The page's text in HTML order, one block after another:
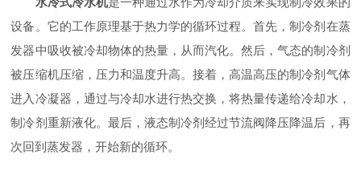
设备。它的工作原理基于热力学的循环过程。首先，制冷剂在蒸
发器中吸收被冷却物体的热量，从而汽化。然后，气态的制冷剂
被压缩机压缩，压力和温度升高。接着，高温高压的制冷剂气体
进入冷凝器，通过与冷却水进行热交换，将热量传递给冷却水，
制冷剂重新液化。最后，液态制冷剂经过节流阀降压降温后，再
次回到蒸发器，开始新的循环。